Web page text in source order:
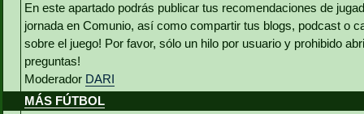
En este apartado podrás publicar tus recomendaciones de
jornada en Comunio, así como compartir tus blogs, podcast o
sobre el juego! Por favor, sólo un hilo por usuario y prohibido
preguntas!
Moderador DARI
MÁS FÚTBOL